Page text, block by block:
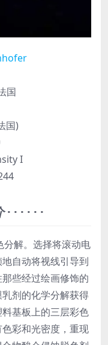
国
国)
I
· · · · · ·
解。选择将滚动电
自动将视线引导到
些经过绘画修饰的
剂的化学分解获得
基板上的三层彩色
彩和光密度，重现